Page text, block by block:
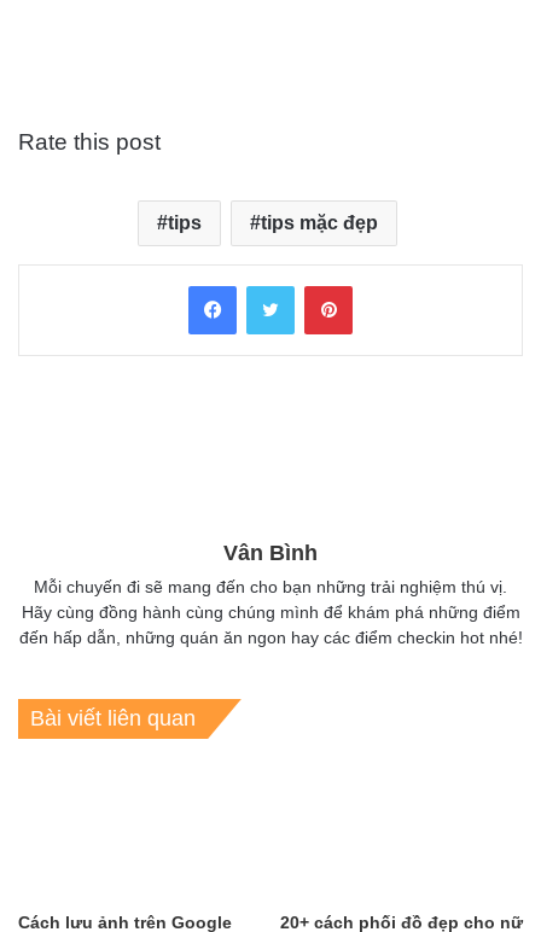
Rate this post
tips tips mặc đẹp
FacebookTwitter Pinterest
Vân Bình
Mỗi chuyến đi sẽ mang đến cho bạn những trải nghiệm thú vị.
Hãy cùng đồng hành cùng chúng mình để khám phá những điểm
đến hấp dẫn, những quán ăn ngon hay các điểm checkin hot nhé!
Bài viết liên quan
Cách lưu ảnh trên Google 20+ cách phối đồ đẹp cho nữ